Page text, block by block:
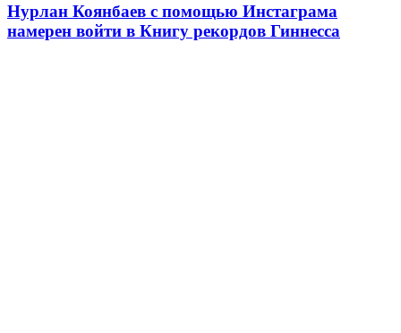
Нурлан Коянбаев с помощью Инстаграма
намерен войти в Книгу рекордов Гиннесса